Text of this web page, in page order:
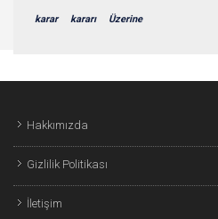
karar kararı Üzerine
Hakkımızda
Gizlilik Politikası
İletişim